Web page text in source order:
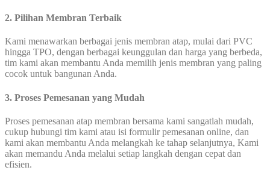
2. Pilihan Membran Terbaik
Kami menawarkan berbagai jenis membran atap, mulai dari PVC
hingga TPO, dengan berbagai keunggulan dan harga yang berbeda,
tim kami akan membantu Anda memilih jenis membran yang paling
cocok untuk bangunan Anda.
3. Proses Pemesanan yang Mudah
Proses pemesanan atap membran bersama kami sangatlah mudah,
cukup hubungi tim kami atau isi formulir pemesanan online, dan
kami akan membantu Anda melangkah ke tahap selanjutnya, Kami
akan memandu Anda melalui setiap langkah dengan cepat dan
efisien.